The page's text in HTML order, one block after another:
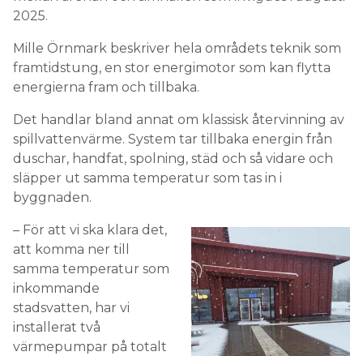
2025.
Mille Örnmark beskriver hela områdets teknik som
framtidstung, en stor energimotor som kan flytta
energierna fram och tillbaka.
Det handlar bland annat om klassisk återvinning av
spillvattenvärme. System tar tillbaka energin från
duschar, handfat, spolning, städ och så vidare och
släpper ut samma temperatur som tas in i
byggnaden.
– För att vi ska klara det,
att komma ner till
samma temperatur som
inkommande
stadsvatten, har vi
installerat två
värmepumpar på totalt